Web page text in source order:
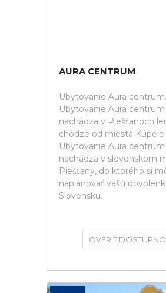
AURA CENTRUM
Ubytovanie Aura centrum.
Ubytovanie Aura centrum
nachádza v Piešťanoch
chôdze od miesta Kúpele
Ubytovanie Aura centrum
nachádza v slovenskom
Piešťany, do ktorého si
naplánovať vašú
Slovensku.
OVERIŤ